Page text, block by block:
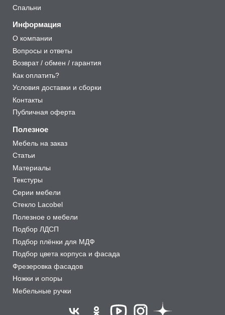
Спальни
Информация
О компании
Вопросы и ответы
Возврат / обмен / гарантия
Как оплатить?
Условия доставки и сборки
Контакты
Публичная оферта
Полезное
Мебель на заказ
Статьи
Материалы
Текстуры
Серии мебели
Стекло Lacobel
Полезное о мебели
Подбор ЛДСП
Подбор плёнки для МДФ
Подбор цвета корпуса и фасада
Фрезеровка фасадов
Ножки и опоры
Мебельные ручки